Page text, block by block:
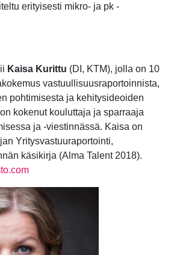
erityisesti mikro- ja pk -
Kaisa Kurittu (DI, KTM), jolla on 10
vastuullisuusraportoinnista,
pohtimisesta ja kehitysideoiden
kokenut kouluttaja ja sparraaja
ja -viestinnässä. Kaisa on
Yritysvastuuraportointi,
käsikirja (Alma Talent 2018).